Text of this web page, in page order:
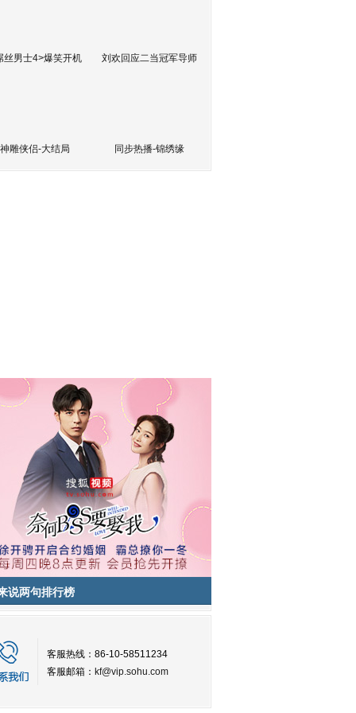
丝男士4>爆笑开机 刘欢回应二当冠军导师
神雕侠侣-大结局 同步热播-锦绣缘
说两句排行榜
客服热线：86-10-58511234
客服邮箱： kf@vip.sohu.com